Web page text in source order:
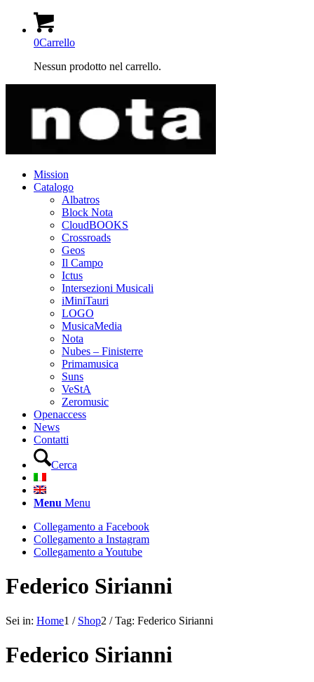
0Carrello
Nessun prodotto nel carrello.
Mission
Catalogo
Albatros
Block Nota
CloudBOOKS
Crossroads
Geos
Il Campo
Ictus
Intersezioni Musicali
iMiniTauri
LOGO
MusicaMedia
Nota
Nubes – Finisterre
Primamusica
Suns
VeStA
Zeromusic
Openaccess
News
Contatti
Cerca
Menu Menu
Collegamento a Facebook
Collegamento a Instagram
Collegamento a Youtube
Federico Sirianni
Sei in: Home1 / Shop2 / Tag: Federico Sirianni
Federico Sirianni